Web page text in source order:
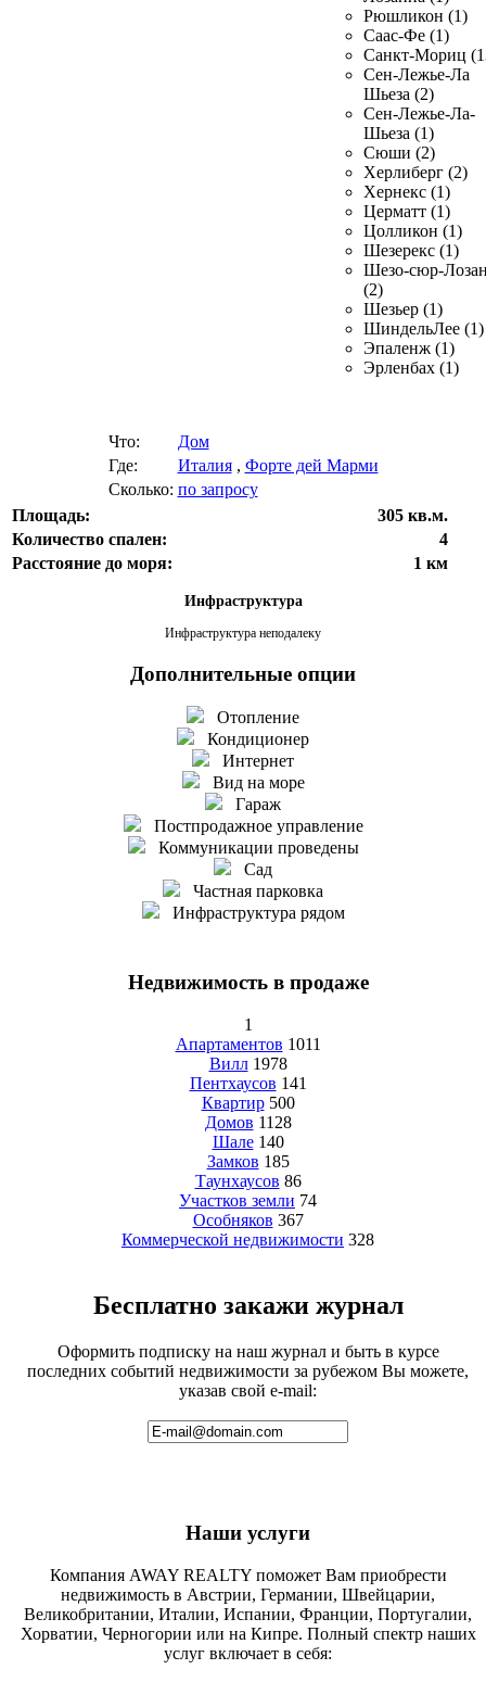
Рюшликон (1)
Саас-Фе (1)
Санкт-Мориц
Сен-Лежье-Ла
Шьеза (2)
Сен-Лежье-Ла-
Шьеза (1)
Сюши (2)
Херлиберг (2)
Хернекс (1)
Церматт (1)
Цолликон (1)
Шезерекс (1)
Шезо-сюр-
(2)
Шезьер (1)
ШиндельЛее (1)
Эпаленж (1)
Эрленбах (1)
Что:
Дом
Где:
Италия, Форте дей Марми
Сколько: по запросу
Площадь:
305 кв.м.
Количество спален:
4
Расстояние до моря:
1 км
Инфраструктура
Инфраструктура неподалеку
Дополнительные опции
Отопление
Кондиционер
Интернет
Вид на море
Гараж
Постпродажное управление
Коммуникации проведены
Сад
Частная парковка
Инфраструктура рядом
Недвижимость в продаже
1
Апартаментов 1011
Вилл 1978
Пентхаусов 141
Квартир 500
Домов 1128
Шале 140
Замков 185
Таунхаусов 86
Участков земли 74
Особняков 367
Коммерческой недвижимости 328
Бесплатно закажи журнал
Оформить подписку на наш журнал и быть в курсе
последних событий недвижимости за рубежом Вы можете,
указав свой e-mail:
Наши услуги
Компания AWAY REALTY поможет Вам приобрести
недвижимость в Австрии, Германии, Швейцарии,
Великобритании, Италии, Испании, Франции, Португалии,
Хорватии, Черногории или на Кипре. Полный спектр наших
услуг включает в себя: